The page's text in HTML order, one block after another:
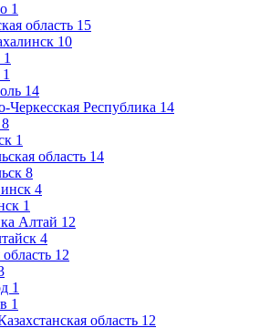
1
область 15
10
1
1
14
Черкесская Республика 14
8
1
область 14
8
4
1
Алтай 12
4
12
1
1
область 12